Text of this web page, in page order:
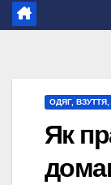
ОДЯГ,
Як